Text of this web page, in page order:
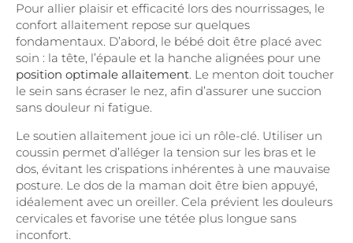
Pour allier plaisir et efficacité lors des nourrissages, le
confort allaitement repose sur quelques
fondamentaux. D’abord, le bébé doit être placé avec
soin : la tête, l’épaule et la hanche alignées pour une
position optimale allaitement. Le menton doit toucher
le sein sans écraser le nez, afin d’assurer une succion
sans douleur ni fatigue.
Le soutien allaitement joue ici un rôle-clé. Utiliser un
coussin permet d’alléger la tension sur les bras et le
dos, évitant les crispations inhérentes à une mauvaise
posture. Le dos de la maman doit être bien appuyé,
idéalement avec un oreiller. Cela prévient les douleurs
cervicales et favorise une tétée plus longue sans
inconfort.